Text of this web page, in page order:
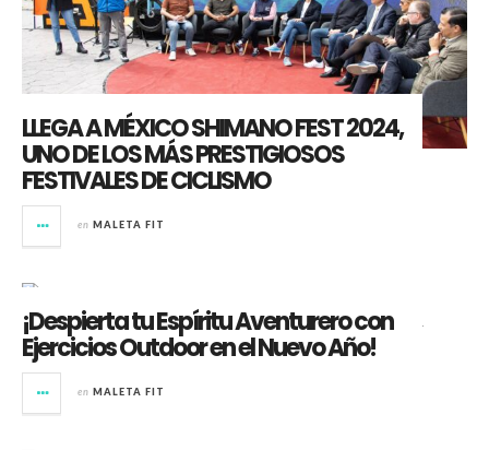
LLEGA A MÉXICO SHIMANO FEST 2024,
UNO DE LOS MÁS PRESTIGIOSOS
FESTIVALES DE CICLISMO
en MALETA FIT
¡Despierta tu Espíritu Aventurero con
Ejercicios Outdoor en el Nuevo Año!
en MALETA FIT